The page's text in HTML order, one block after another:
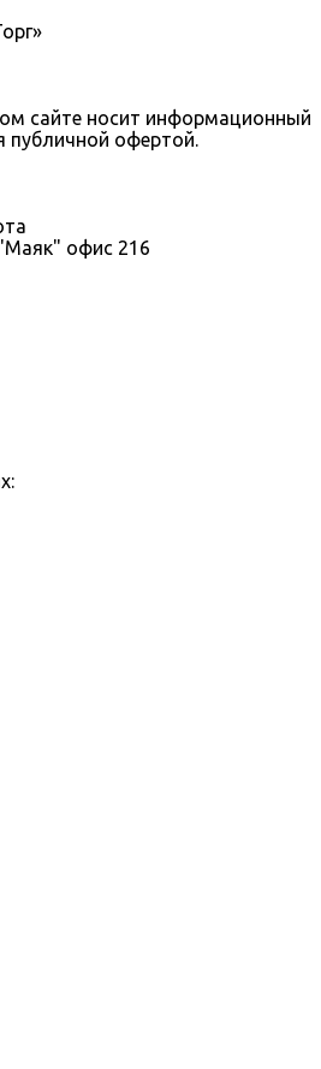
сайте носит информационный
публичной офертой.
офис 216